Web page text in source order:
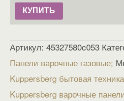
КУПИТЬ
Артикул: 45327580c053
Панели варочные газовые
Kuppersberg бытовая техника
Kuppersberg варочные